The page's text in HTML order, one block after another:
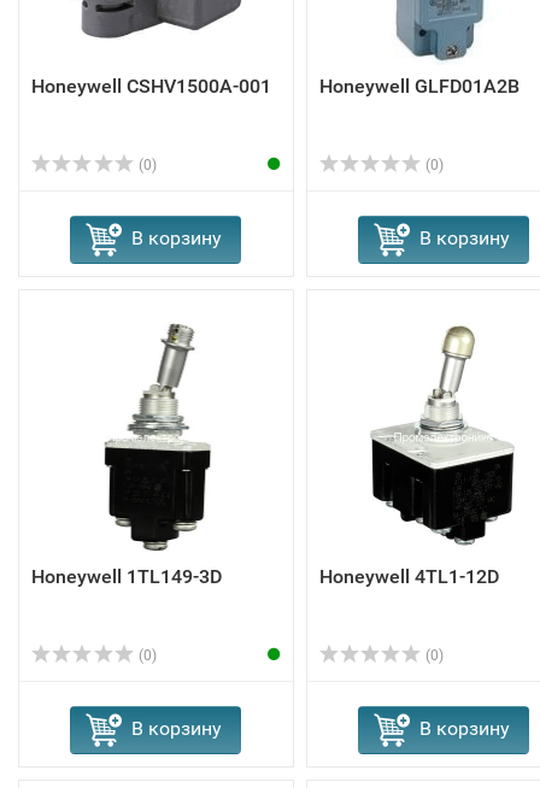
Honeywell CSHV1500A-001
(0)
В корзину
Honeywell GLFD01A2B
(0)
В корзину
Honeywell 1TL149-3D
(0)
В корзину
Honeywell 4TL1-12D
(0)
В корзину